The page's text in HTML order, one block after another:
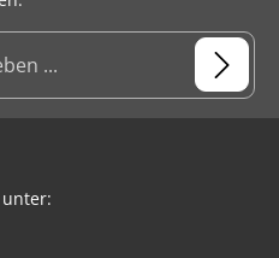
oben abgebildeten Zeichen
Felder sind Pflichtfelder.